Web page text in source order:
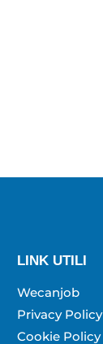
LINK UTILI
Wecanjob
Privacy Policy
Cookie Policy